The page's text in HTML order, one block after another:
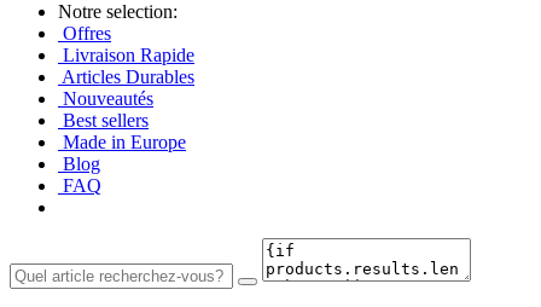
Notre selection:
Offres
Livraison Rapide
Articles Durables
Nouveautés
Best sellers
Made in Europe
Blog
FAQ